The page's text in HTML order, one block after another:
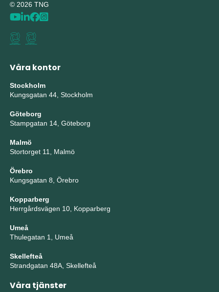
© 2026 TNG
Våra kontor
Stockholm
Kungsgatan 44, Stockholm
Göteborg
Stampgatan 14, Göteborg
Malmö
Stortorget 11, Malmö
Örebro
Kungsgatan 8, Örebro
Kopparberg
Herrgårdsvägen 10, Kopparberg
Umeå
Thulegatan 1, Umeå
Skellefteå
Strandgatan 48A, Skellefteå
Våra tjänster